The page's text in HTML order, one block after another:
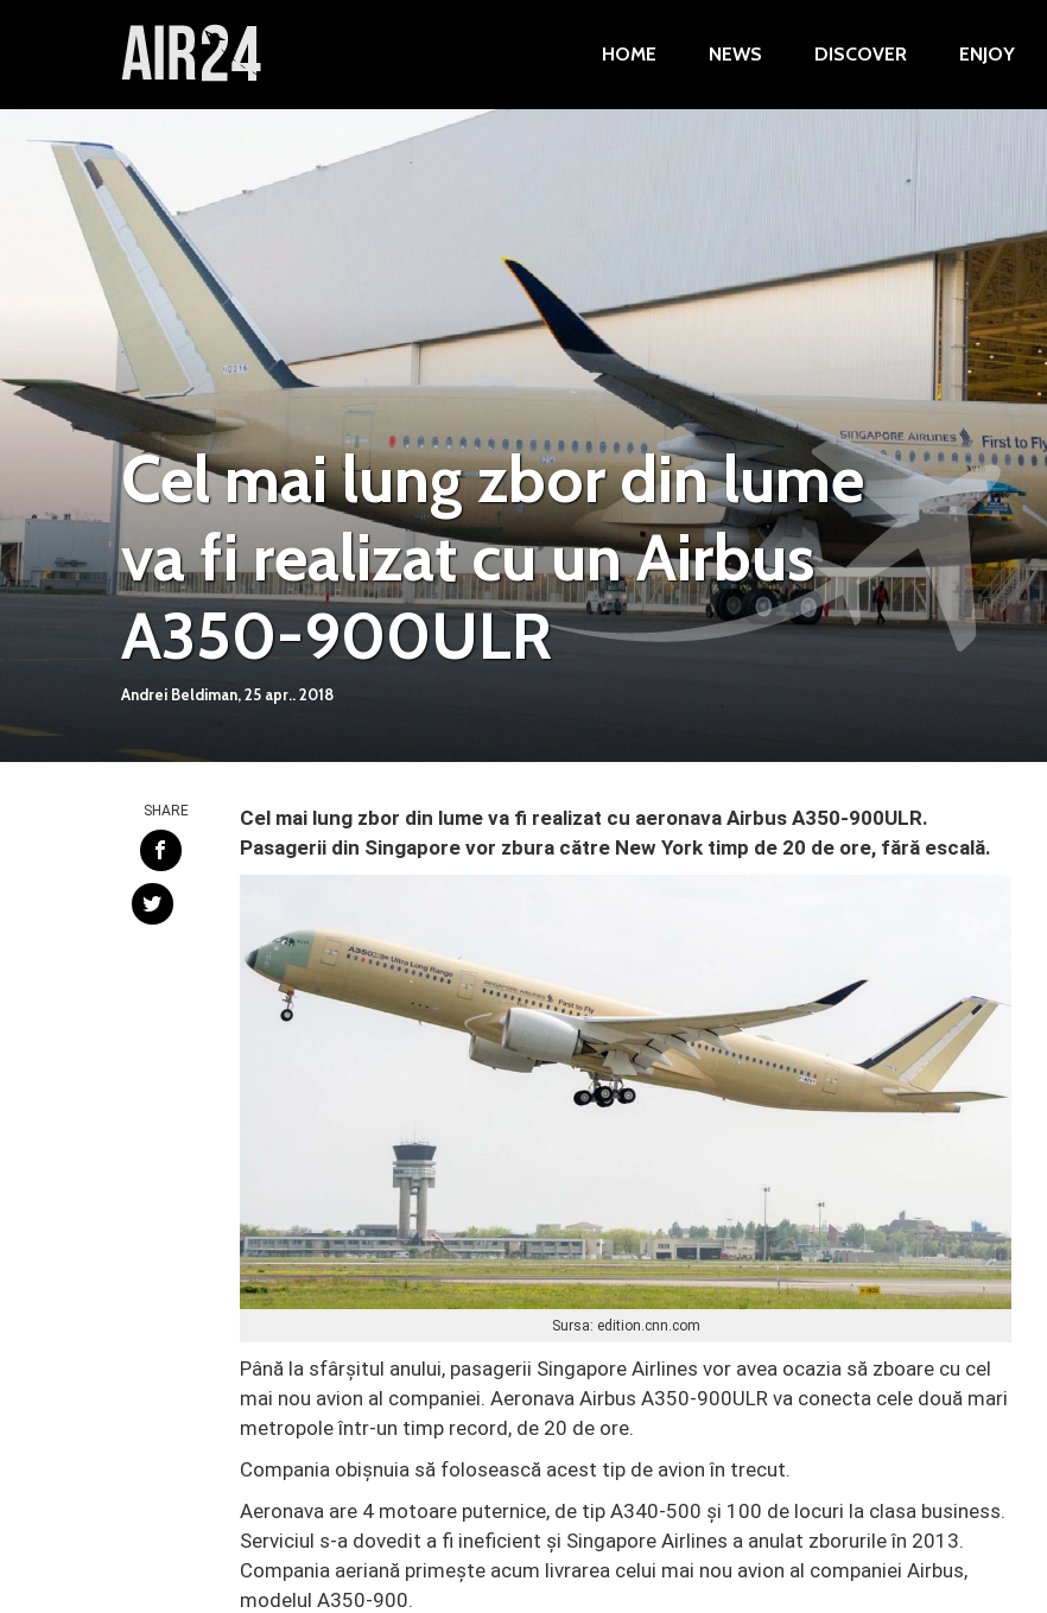
HOME NEWS DISCOVER ENJOY
Cel mai lung zbor din lume
va fi realizat cu un Airbus
A350-900ULR
Andrei Beldiman,25 apr.. 2018
Cel mai lung zbor din lume va fi realizat cu aeronava Airbus A350-900ULR.
Pasagerii din Singapore vor zbura către New York timp de 20 de ore, fără escală.
Sursa: edition.cnn.com
Până la sfârșitul anului, pasagerii Singapore Airlines vor avea ocazia să zboare cu cel
mai nou avion al companiei. Aeronava Airbus A350-900ULR va conecta cele două mari
metropole într-un timp record, de 20 de ore.
Compania obișnuia să folosească acest tip de avion în trecut.
Aeronava are 4 motoare puternice, de tip A340-500 și 100 de locuri la clasa business.
Serviciul s-a dovedit a fi ineficient și Singapore Airlines a anulat zborurile în 2013.
Compania aeriană primește acum livrarea celui mai nou avion al companiei Airbus,
modelul A350-900.
SHARE